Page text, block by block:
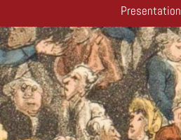
Presentation